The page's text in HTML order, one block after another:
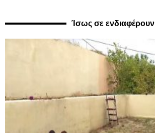
Ίσως σε ενδιαφέρουν